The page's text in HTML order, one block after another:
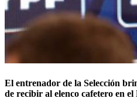
El entrenador de la Selección
de recibir al elenco cafetero en